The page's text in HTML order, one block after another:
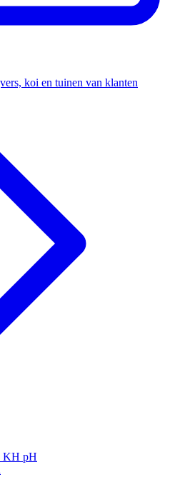
koi en tuinen van klanten
KH pH